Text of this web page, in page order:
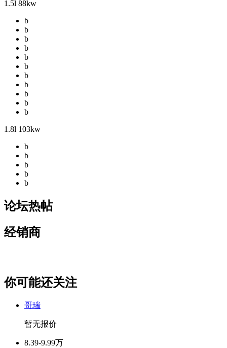
1.5l 88kw
b
b
b
b
b
b
b
b
b
b
b
1.8l 103kw
b
b
b
b
b
论坛热帖
经销商
你可能还关注
哥瑞
暂无报价
8.39-9.99万